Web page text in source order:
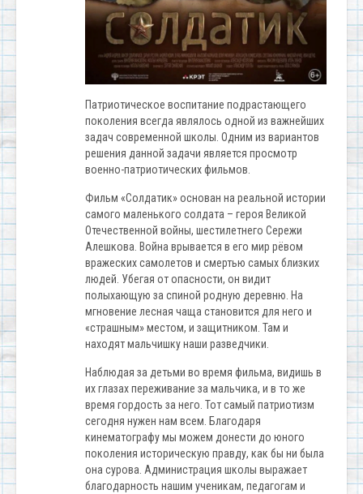
Патриотическое воспитание подрастающего
поколения всегда являлось одной из важнейших
задач современной школы. Одним из вариантов
решения данной задачи является просмотр
военно-патриотических фильмов.
Фильм «Солдатик» основан на реальной истории
самого маленького солдата – героя Великой
Отечественной войны, шестилетнего Сережи
Алешкова. Война врывается в его мир рёвом
вражеских самолетов и смертью самых близких
людей. Убегая от опасности, он видит
полыхающую за спиной родную деревню. На
мгновение лесная чаща становится для него и
«страшным» местом, и защитником. Там и
находят мальчишку наши разведчики.
Наблюдая за детьми во время фильма, видишь в
их глазах переживание за мальчика, и в то же
время гордость за него. Тот самый патриотизм
сегодня нужен нам всем. Благодаря
кинематографу мы можем донести до юного
поколения историческую правду, как бы ни была
она сурова. Администрация школы выражает
благодарность нашим ученикам, педагогам и